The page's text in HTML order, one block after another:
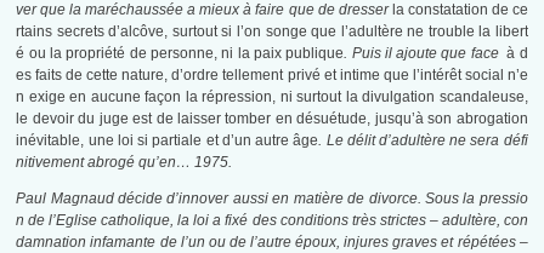
ver que la maréchaussée a mieux à faire que de dresserla constatation de ce
rtains secrets d’alcôve, surtout si l’on songe que l’adultère ne trouble la libert
é ou la propriété de personne, ni la paix publique. Puis il ajoute que faceà d
es faits de cette nature, d’ordre tellement privé et intime que l’intérêt social n’e
n exige en aucune façon la répression, ni surtout la divulgation scandaleuse,
le devoir du juge est de laisser tomber en désuétude, jusqu’à son abrogation
inévitable, une loi si partiale et d’un autre âge. Le délit d’adultère ne sera défi
nitivement abrogé qu’en… 1975.
Paul Magnaud décide d’innover aussi en matière de divorce. Sous la pressio
n de l’Eglise catholique, la loi a fixé des conditions très strictes – adultère, con
damnation infamante de l’un ou de l’autre époux, injures graves et répétées –